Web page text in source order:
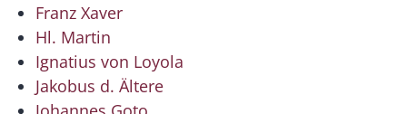
Franz Xaver
Hl. Martin
Ignatius von Loyola
Jakobus d. Ältere